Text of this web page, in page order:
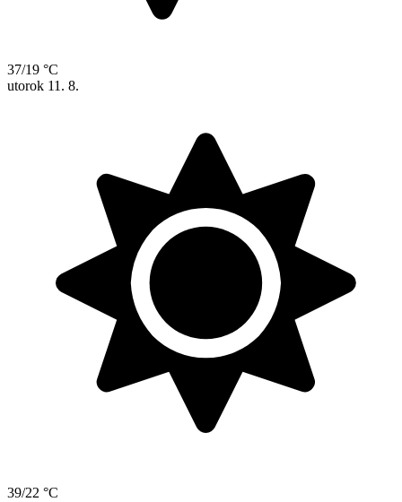
37/19 °C
utorok 11. 8.
39/22 °C